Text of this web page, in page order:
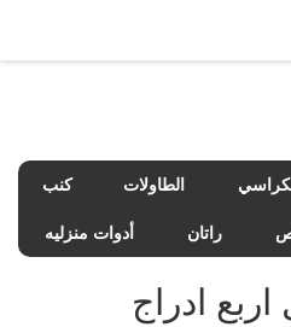
كنب الطاولات
أدوات منزليه راتان
ادراج